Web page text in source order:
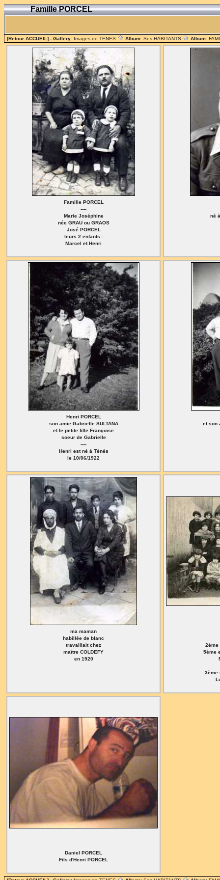
Famille PORCEL
[Retour ACCUEIL] - Gallery: Images de TENES Album: Ses HABITANTS Album:
Famille PORCEL
----
Marie Joséphine
née GRAU ou GRAOS
José PORCEL
leurs 2 enfants :
Marcel et Henri
né
Henri PORCEL
son amie Gabrielle SULTANA
et le petite fille Françoise
soeur de Gabrielle
----
Henri est né à Ténès
le 10/06/1922
et son
ma maman
habillée de blanc
travaillait chez
maître COLDEFY
en 1920
2ème
5ème
3ème
Daniel PORCEL
Fils d'Henri PORCEL